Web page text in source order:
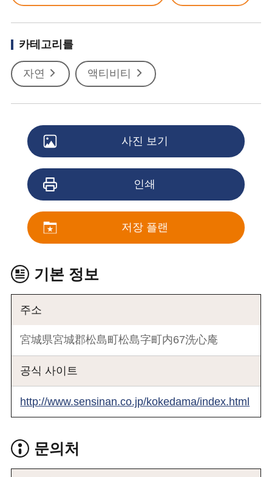
카테고리를
자연 액티비티
사진 보기
인쇄
저장 플랜
기본 정보
주소
宮城県宮城郡松島町松島字町内67洗心庵
공식 사이트
http://www.sensinan.co.jp/kokedama/index.html
문의처